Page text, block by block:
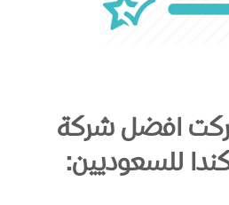
افضل شركة
للسعوديين: